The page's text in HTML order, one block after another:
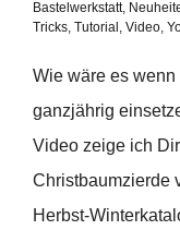
Bastelwerkstatt,
Tricks, Tutorial , Video,
Wie wäre es
ganzjährig
Video zeige ich
Christbaumzierde
Herbst-